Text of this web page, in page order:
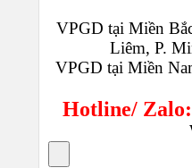
VPGD tại Miền
Liêm, P.
VPGD tại Miền
Hotline/ Zalo: